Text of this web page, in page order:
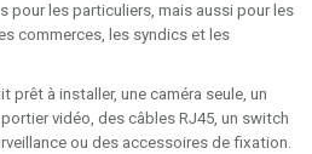
pour les particuliers, mais aussi pour les
commerces, les syndics et les
prêt à installer, une caméra seule, un
vidéo, des câbles RJ45, un switch
ou des accessoires de fixation.